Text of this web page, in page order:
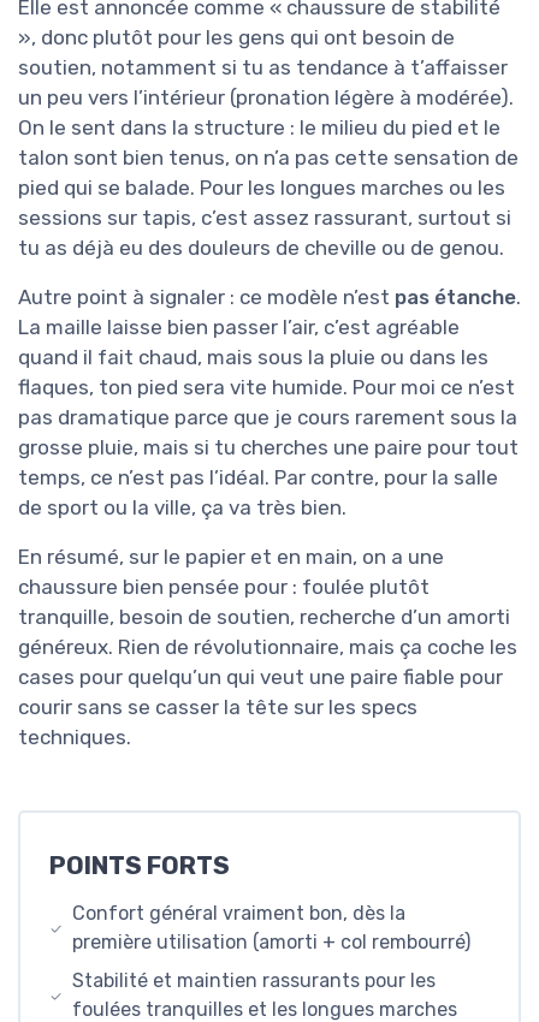
Elle est annoncée comme « chaussure de stabilité
», donc plutôt pour les gens qui ont besoin de
soutien, notamment si tu as tendance à t’affaisser
un peu vers l’intérieur (pronation légère à modérée).
On le sent dans la structure : le milieu du pied et le
talon sont bien tenus, on n’a pas cette sensation de
pied qui se balade. Pour les longues marches ou les
sessions sur tapis, c’est assez rassurant, surtout si
tu as déjà eu des douleurs de cheville ou de genou.
Autre point à signaler : ce modèle n’est pas étanche.
La maille laisse bien passer l’air, c’est agréable
quand il fait chaud, mais sous la pluie ou dans les
flaques, ton pied sera vite humide. Pour moi ce n’est
pas dramatique parce que je cours rarement sous la
grosse pluie, mais si tu cherches une paire pour tout
temps, ce n’est pas l’idéal. Par contre, pour la salle
de sport ou la ville, ça va très bien.
En résumé, sur le papier et en main, on a une
chaussure bien pensée pour : foulée plutôt
tranquille, besoin de soutien, recherche d’un amorti
généreux. Rien de révolutionnaire, mais ça coche les
cases pour quelqu’un qui veut une paire fiable pour
courir sans se casser la tête sur les specs
techniques.
POINTS FORTS
Confort général vraiment bon, dès la
première utilisation (amorti + col rembourré)
Stabilité et maintien rassurants pour les
foulées tranquilles et les longues marches